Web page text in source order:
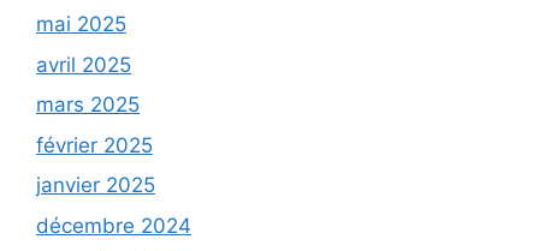
mai 2025
avril 2025
mars 2025
février 2025
janvier 2025
décembre 2024